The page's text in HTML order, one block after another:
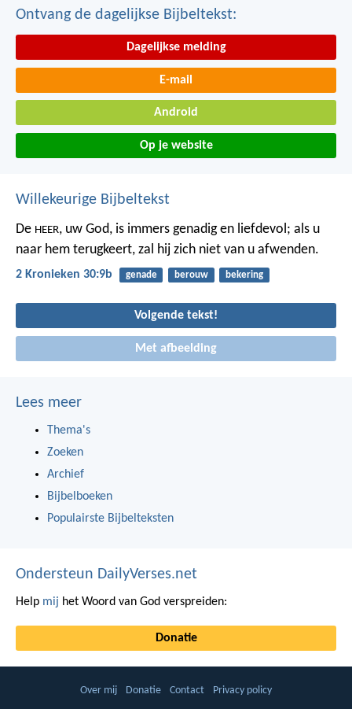
Ontvang de dagelijkse Bijbeltekst:
Dagelijkse melding
E-mail
Android
Op je website
Willekeurige Bijbeltekst
De HEER, uw God, is immers genadig en liefdevol; als u
naar hem terugkeert, zal hij zich niet van u afwenden.
2 Kronieken 30:9b genade berouw bekering
Volgende tekst!
Met afbeelding
Lees meer
Thema's
Zoeken
Archief
Bijbelboeken
Populairste Bijbelteksten
Ondersteun DailyVerses.net
Help mij het Woord van God verspreiden:
Donatie
Over mij Donatie Contact Privacy policy